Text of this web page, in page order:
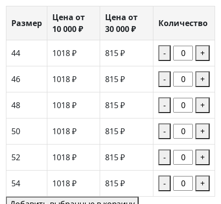
Размер
Цена от
10 000 ₽
Цена от
30 000 ₽
Количество
44 1018 ₽ 815 ₽ - +
46 1018 ₽ 815 ₽ - +
48 1018 ₽ 815 ₽ - +
50 1018 ₽ 815 ₽ - +
52 1018 ₽ 815 ₽ - +
54 1018 ₽ 815 ₽ -
+